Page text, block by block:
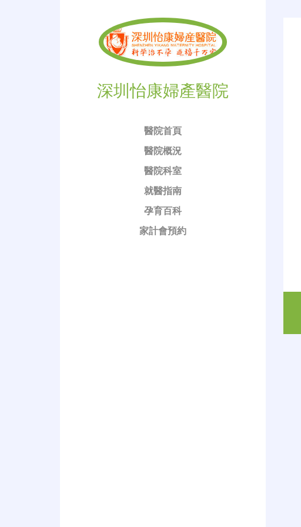
深圳怡康婦產醫院
醫院首頁
醫院概況
醫院科室
就醫指南
孕育百科
家計會預約